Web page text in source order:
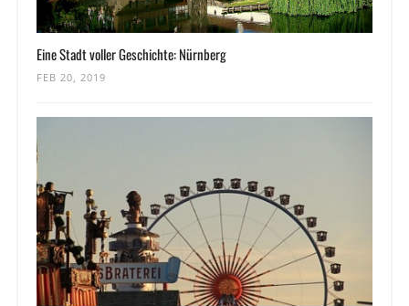
Eine Stadt voller Geschichte: Nürnberg
FEB 20, 2019